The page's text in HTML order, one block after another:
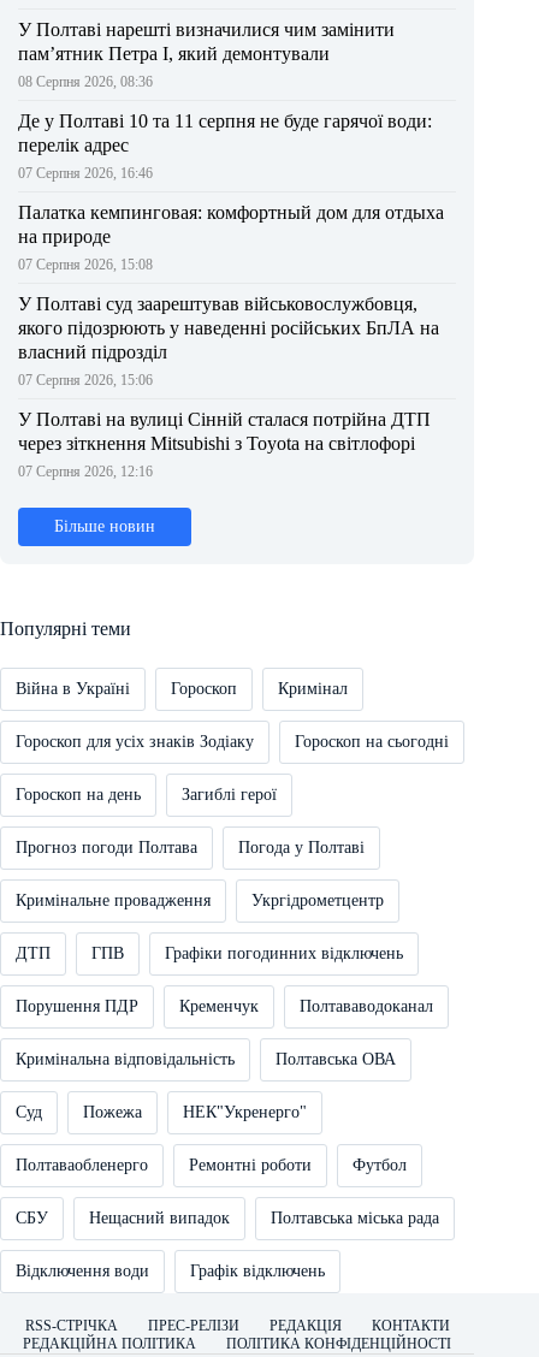
У Полтаві нарешті визначилися чим замінити
пам’ятник Петра І, який демонтували
08 Серпня 2026, 08:36
Де у Полтаві 10 та 11 серпня не буде гарячої води:
перелік адрес
07 Серпня 2026, 16:46
Палатка кемпинговая: комфортный дом для отдыха
на природе
07 Серпня 2026, 15:08
У Полтаві суд заарештував військовослужбовця,
якого підозрюють у наведенні російських БпЛА на
власний підрозділ
07 Серпня 2026, 15:06
У Полтаві на вулиці Сінній сталася потрійна ДТП
через зіткнення Mitsubishi з Toyota на світлофорі
07 Серпня 2026, 12:16
Більше новин
Популярні теми
Війна в Україні Гороскоп Кримінал
Гороскоп для усіх знаків Зодіаку Гороскоп на сьогодні
Гороскоп на день Загиблі герої
Прогноз погоди Полтава Погода у Полтаві
Кримінальне провадження Укргідрометцентр
ДТП ГПВ Графіки погодинних відключень
Порушення ПДР Кременчук Полтававодоканал
Кримінальна відповідальність Полтавська ОВА
Суд Пожежа НЕК"Укренерго"
Полтаваобленерго Ремонтні роботи Футбол
СБУ Нещасний випадок Полтавська міська рада
Відключення води Графік відключень
RSS-СТРІЧКА ПРЕС-РЕЛІЗИ РЕДАКЦІЯ
КОНТАКТИ
РЕДАКЦІЙНА ПОЛІТИКА
ПОЛІТИКА КОНФІДЕНЦІЙНОСТІ